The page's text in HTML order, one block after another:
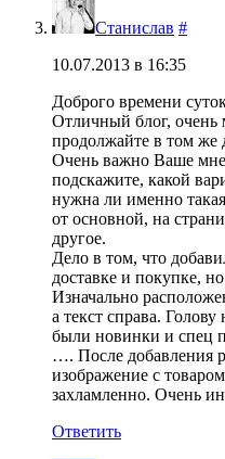
Станислав #
10.07.2013 в 16:35
Доброго времени
Отличный блог,
продолжайте в том же
Очень важно Ваше
подскажите, какой
нужна ли именно
от основной, на
другое.
Дело в том, что
доставке и покупке,
Изначально
а текст справа.
были новинки и спец
…. После добавления
изображение с
захламленно. Очень
Ответить